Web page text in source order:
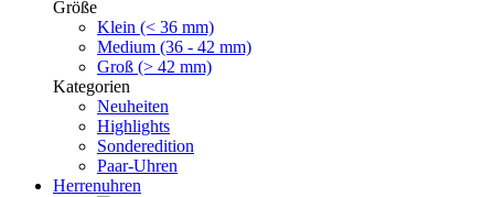
Größe
Klein (< 36 mm)
Medium (36 - 42 mm)
Groß (> 42 mm)
Kategorien
Neuheiten
Highlights
Sonderedition
Paar-Uhren
Herrenuhren